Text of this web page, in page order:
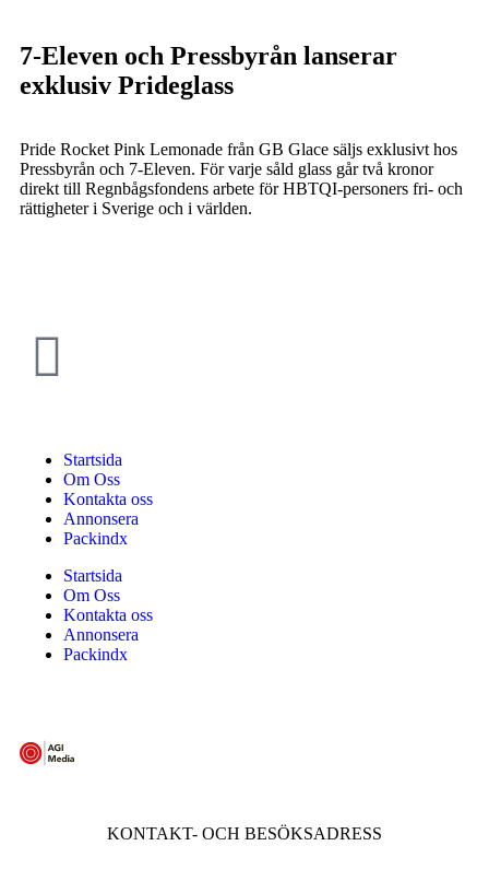
7-Eleven och Pressbyrån lanserar
exklusiv Prideglass
Pride Rocket Pink Lemonade från GB Glace säljs exklusivt hos
Pressbyrån och 7-Eleven. För varje såld glass går två kronor
direkt till Regnbågsfondens arbete för HBTQI-personers fri- och
rättigheter i Sverige och i världen.
Startsida
Om Oss
Kontakta oss
Annonsera
Packindx
Startsida
Om Oss
Kontakta oss
Annonsera
Packindx
KONTAKT- OCH BESÖKSADRESS